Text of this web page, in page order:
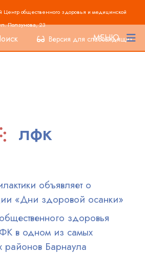
Центр общественного здоровья и медицинской
Ползунова, 23
Версия для слабовидящих
МЕНЮ
лфк
объявляет о
«Дни здоровой осанки»
здоровья
в одном из самых
районов Барнаула